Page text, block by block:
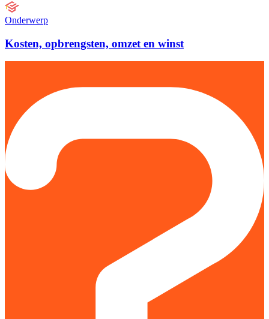
Onderwerp
Kosten, opbrengsten, omzet en winst